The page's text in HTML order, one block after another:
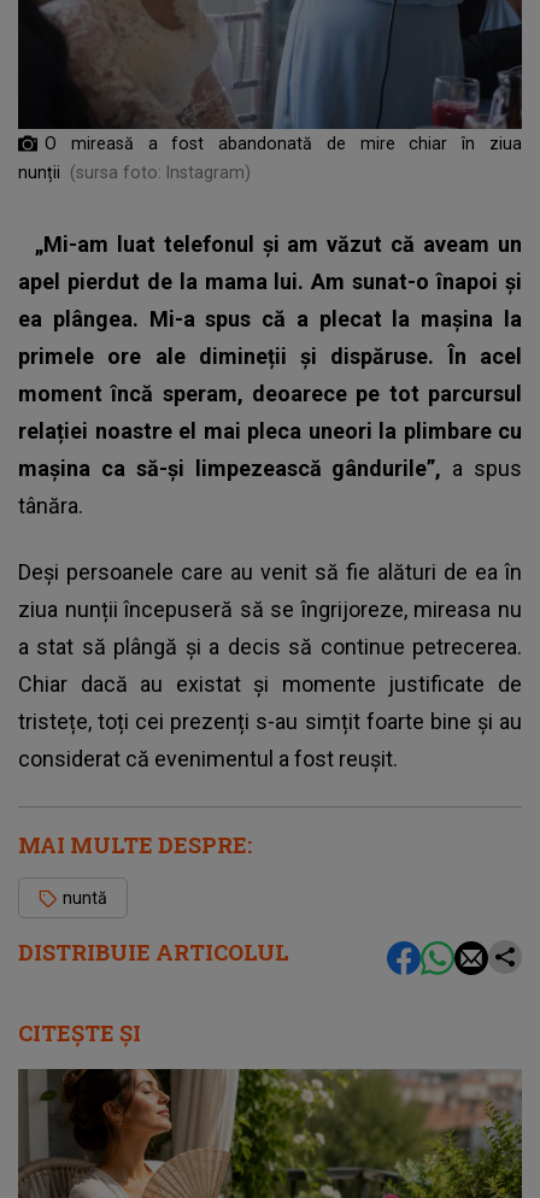
DISTRIBUIE ARTICOLUL
O mireasă a fost abandonată de mire chiar în ziua
nunții
(sursa foto: Instagram)
„Mi-am luat telefonul și am văzut că aveam un
apel pierdut de la mama lui. Am sunat-o înapoi și
ea plângea. Mi-a spus că a plecat la mașina la
primele ore ale dimineții și dispăruse. În acel
moment încă speram, deoarece pe tot parcursul
relației noastre el mai pleca uneori la plimbare cu
mașina ca să-și limpezească gândurile”, a spus
tânăra.
Deși persoanele care au venit să fie alături de ea în
ziua nunții începuseră să se îngrijoreze, mireasa nu
a stat să plângă și a decis să continue petrecerea.
Chiar dacă au existat și momente justificate de
tristețe, toți cei prezenți s-au simțit foarte bine și au
considerat că evenimentul a fost reușit.
MAI MULTE DESPRE:
nuntă
CITEȘTE ȘI